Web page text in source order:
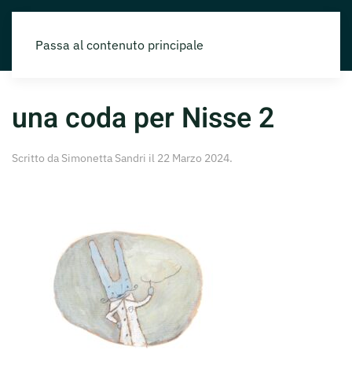
Passa al contenuto principale
una coda per Nisse 2
Scritto da Simonetta Sandri il 22 Marzo 2024.